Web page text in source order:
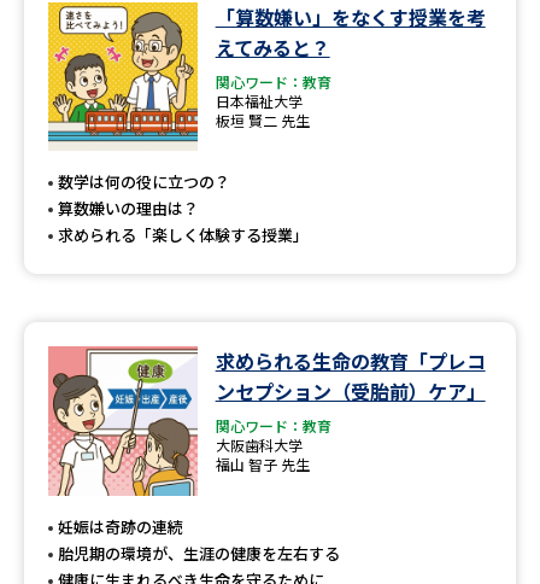
「算数嫌い」をなくす授業を考
えてみると？
関心ワード：教育
日本福祉大学
板垣 賢二 先生
数学は何の役に立つの？
算数嫌いの理由は？
求められる「楽しく体験する授業」
求められる生命の教育「プレコ
ンセプション（受胎前）ケア」
関心ワード：教育
大阪歯科大学
福山 智子 先生
妊娠は奇跡の連続
胎児期の環境が、生涯の健康を左右する